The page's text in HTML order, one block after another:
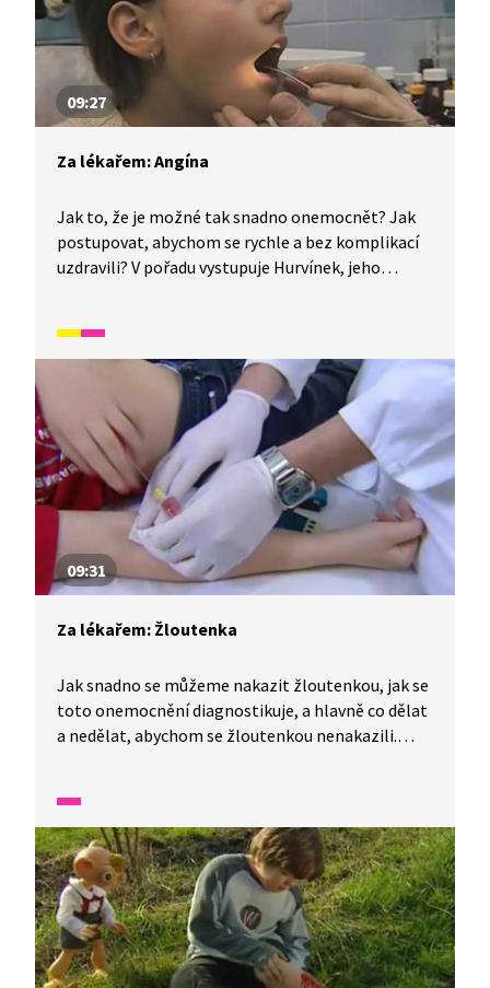
09:27
Za lékařem: Angína
Jak to, že je možné tak snadno onemocnět? Jak
postupovat, abychom se rychle a bez komplikací
uzdravili? V pořadu vystupuje Hurvínek, jeho
09:31
Za lékařem: Žloutenka
Jak snadno se můžeme nakazit žloutenkou, jak se
toto onemocnění diagnostikuje, a hlavně co dělat
a nedělat, abychom se žloutenkou nenakazili.